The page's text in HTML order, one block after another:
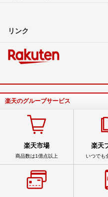
リンク
楽天のグループサービス
楽天市場
商品数は1億点以上
楽天
いつでも